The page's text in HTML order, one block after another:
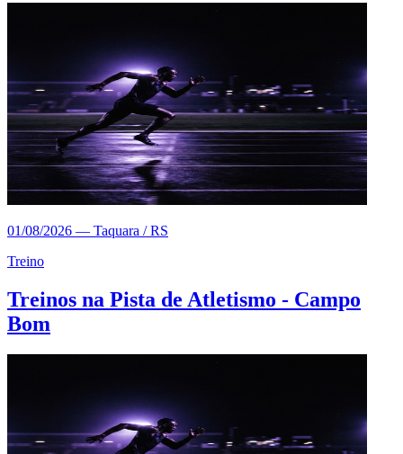
01/08/2026 — Taquara / RS
Treino
Treinos na Pista de Atletismo - Campo
Bom